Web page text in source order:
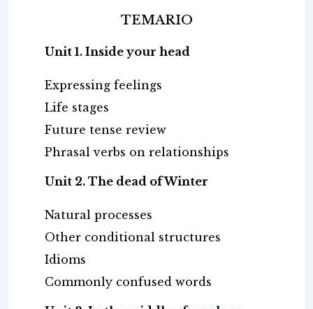
TEMARIO
Unit 1. Inside your head
Expressing feelings
Life stages
Future tense review
Phrasal verbs on relationships
Unit 2. The dead of Winter
Natural processes
Other conditional structures
Idioms
Commonly confused words